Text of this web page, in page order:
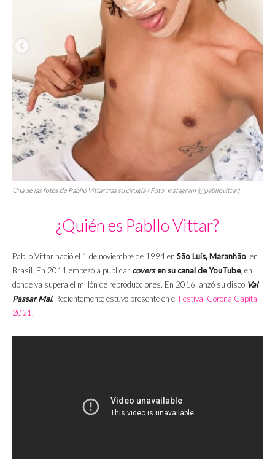
Una de las fotos de Pabllo Vittar tras su cirugía / Foto: Instagram (@pabllovittar)
¿Quién es Pabllo Vittar?
Pabllo Vittar nació el 1 de noviembre de 1994 en São Luís, Maranhão , en
Brasil. En 2011 empezó a publicar coversen su canal de YouTube, en
donde ya supera el millón de reproducciones. En 2016 lanzó su disco Vai
Passar Mal. Recientemente estuvo presente en el Festival Corona Capital
2021 .